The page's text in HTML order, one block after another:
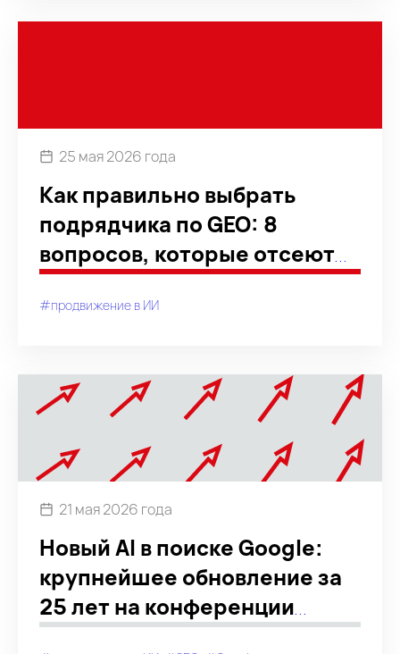
25 мая 2026 года
Как правильно выбрать
подрядчика по GEO: 8
вопросов, которые отсеют
дилетантов
#продвижение в ИИ
21 мая 2026 года
Новый AI в поиске Google:
крупнейшее обновление за
25 лет на конференции
Google I/O 19—20 мая 2026